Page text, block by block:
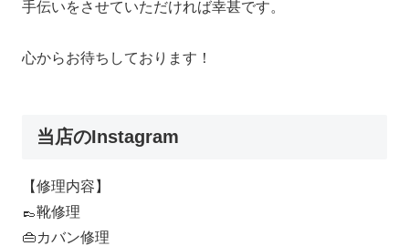
手伝いをさせていただければ幸甚です。
心からお待ちしております！
当店のInstagram
【修理内容】
👞靴修理
👜カバン修理